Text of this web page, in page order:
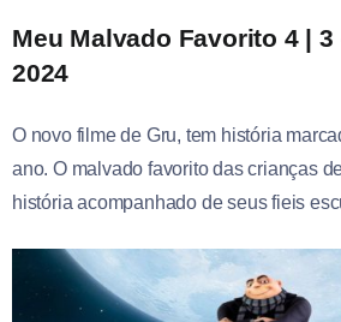
Meu Malvado Favorito 4 | 3
2024
O novo filme de Gru, tem história
ano. O malvado favorito das crianças
história acompanhado de seus fieis